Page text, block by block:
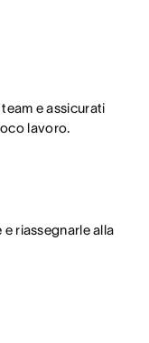
e assicurati
lavoro.
riassegnarle alla